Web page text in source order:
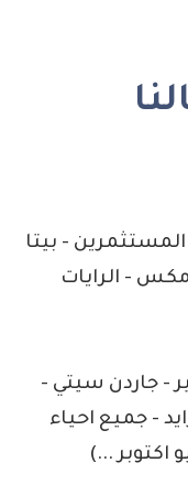
المستثمرين - بيتا
- الرايات
الصغير - جاردن سيتي -
- جميع احياء
اكتوبر ...)